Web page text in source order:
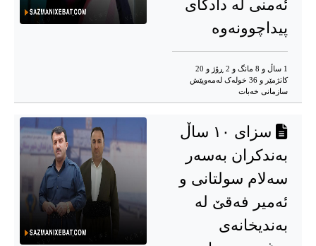
ئەمنی لە دادگای
پیداچوونەوە
1 ساڵ و 8 مانگ و 2 ڕۆژ و 20
کاتژمێر و 36 خوله‌ک له‌مه‌وپێش‌
سازمانی خەبات
سزای ١٠ ساڵ
بەندکران بەسەر
سەلام سولتانی و
ئەمیر فەقێ لە
بەندیخانەی